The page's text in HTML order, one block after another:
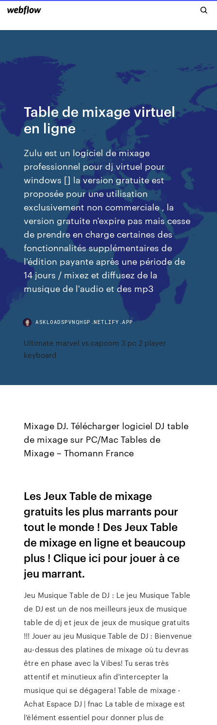
Table de mixage virtuel
en ligne
Zulu est un logiciel de mixage
professionnel pour dj virtuel pour
windows [] la version gratuite est
proposée pour une utilisation
exclusivement non commerciale , la
version gratuite n'expire pas mais cesse
de prendre en charge certaines des
fonctionnalités supplémentaires de
l'édition payante après une période de
14 jours / mixez et diffusez de la
musique de l'audio et des mp3
ASKLOADSPVNQHGP.NETLIFY.APP
Ultimate marvel vs capcom 3 pc 2 player
keyboard
Mixage DJ. Télécharger logiciel DJ table
de mixage sur PC/Mac Tables de
Mixage – Thomann France
Les Jeux Table de mixage
gratuits les plus marrants pour
tout le monde ! Des Jeux Table
de mixage en ligne et beaucoup
plus ! Clique ici pour jouer à ce
jeu marrant.
Jeu Musique Table de DJ : Le jeu Musique Table
de DJ est un de nos meilleurs jeux de musique
table de dj et jeux de jeux de musique gratuits
!!! Jouer au jeu Musique Table de DJ : Bienvenue
au-dessus des platines de mixage où tu devras
être en phase avec la Vibes! Tu seras très
attentif et minutieux afin d'intercepter la
musique qui se dégagera! Table de mixage -
Achat Espace DJ | fnac La table de mixage est
l’élément essentiel pour donner plus de